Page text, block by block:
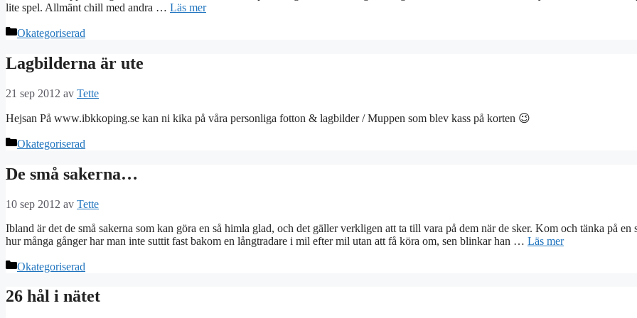
lite spel. Allmänt chill med andra … Läs mer
Kategorier
Okategoriserad
Lagbilderna är ute
21 sep 2012 av Tette
Hejsan På www.ibkkoping.se kan ni kika på våra personliga fotton & lagbilder / Muppen som blev kass på korten 😉
Kategorier
Okategoriserad
De små sakerna…
10 sep 2012 av Tette
Ibland är det de små sakerna som kan göra en så himla glad, och det gäller verkligen att ta till vara på dem när de sker. Kom och tänka på en
hur många gånger har man inte suttit fast bakom en långtradare i mil efter mil utan att få köra om, sen blinkar han … Läs mer
Kategorier
Okategoriserad
26 hål i nätet